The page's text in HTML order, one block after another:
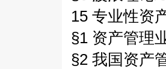
15 专业性资
§1 资产管理
§2 我国资产